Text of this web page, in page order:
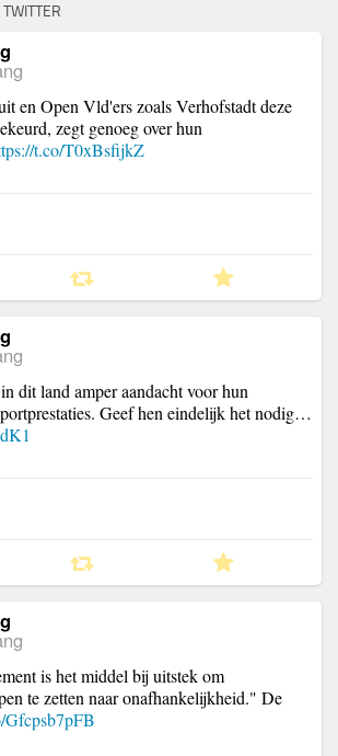
en Open Vld'ers zoals Verhofstadt deze
zegt genoeg over hun
t.co/T0xBsfijkZ
dit land amper aandacht voor hun
Geef hen eindelijk het nodig…
is het middel bij uitstek om
te zetten naar onafhankelijkheid." De
Gfcpsb7pFB